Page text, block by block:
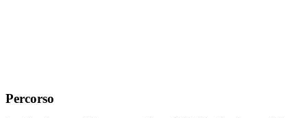
Percorso